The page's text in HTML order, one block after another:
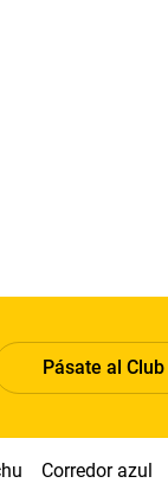
Pásate al
Corredor azul